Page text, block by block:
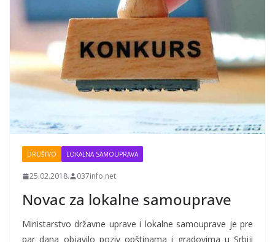
DRUŠTVO LOKALNA SAMOUPRAVA
25.02.2018. 037info.net
Novac za lokalne samouprave
Ministarstvo državne uprave i lokalne samouprave je pre
par dana objavilo poziv opštinama i gradovima u Srbiji